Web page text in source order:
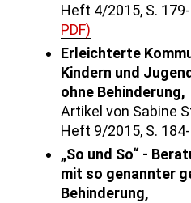
Heft 4/2015, S.
PDF)
Erleichterte
Kindern und
ohne Behinderung,
Artikel von Sabine
Heft 9/2015, S.
„So und So“ -
mit so genannter
Behinderung,